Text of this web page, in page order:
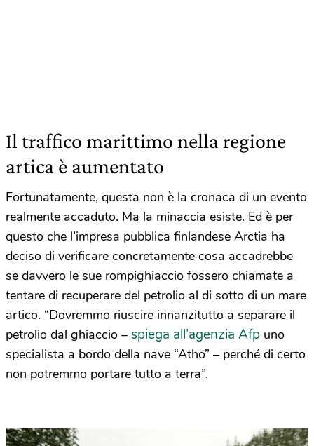
Il traffico marittimo nella regione
artica è aumentato
Fortunatamente, questa non è la cronaca di un evento
realmente accaduto. Ma la minaccia esiste. Ed è per
questo che l’impresa pubblica finlandese Arctia ha
deciso di verificare concretamente cosa accadrebbe
se davvero le sue rompighiaccio fossero chiamate a
tentare di recuperare del petrolio al di sotto di un mare
artico. “Dovremmo riuscire innanzitutto a separare il
petrolio dal ghiaccio – spiega all’agenzia Afp uno
specialista a bordo della nave “Atho” – perché di certo
non potremmo portare tutto a terra”.